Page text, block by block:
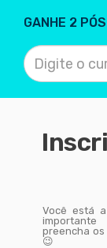
GANHE 2
Você está
preencha
😉